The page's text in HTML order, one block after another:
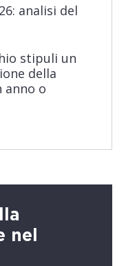
analisi del
stipuli un
della
anno o
nel